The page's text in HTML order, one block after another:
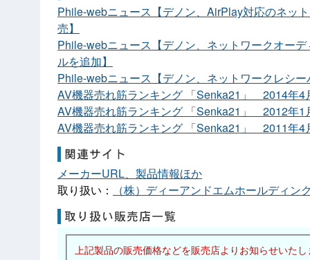
Phile-webニュース【デノン、AirPlay対応のネッ
売】
Phile-webニュース【デノン、ネットワークオー
ルを追加】
Phile-webニュース【デノン、ネットワークレシ
AV機器売れ筋ランキング 「Senka21」 2014年4
AV機器売れ筋ランキング 「Senka21」 2012年1
AV機器売れ筋ランキング 「Senka21」 2011年4
メーカーURL、製品情報ほか
取り扱い：
（株）ディーアンドエムホールディン
上記製品の販売価格などを販売店よりお知らせいた